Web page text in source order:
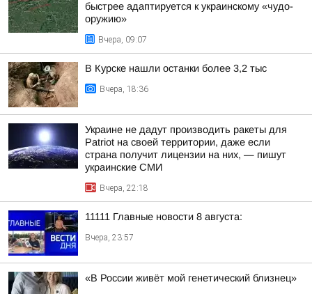
быстрее адаптируется к украинскому «чудо-
оружию»
Вчера, 09:07
В Курске нашли останки более 3,2 тыс
Вчера, 18:36
Украине не дадут производить ракеты для
Patriot на своей территории, даже если
страна получит лицензии на них, — пишут
украинские СМИ
Вчера, 22:18
11111 Главные новости 8 августа:
Вчера, 23:57
«В России живёт мой генетический близнец»